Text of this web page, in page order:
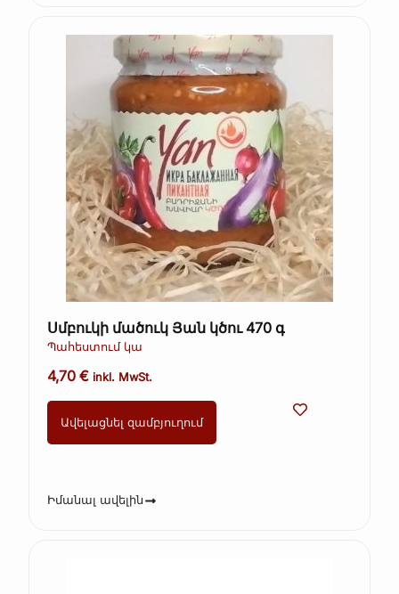
Սմբուկի մածուկ Յան կծու 470 գ
Պահեստում կա
4,70€ inkl. MwSt.
Ավելացնել զամբյուղում
Իմանալ ավելին